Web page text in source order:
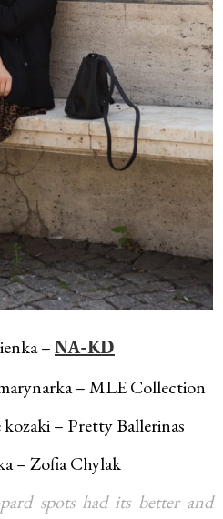
– NA-KD
– MLE Collection
– Pretty Ballerinas
– Zofia Chylak
spots had its better and